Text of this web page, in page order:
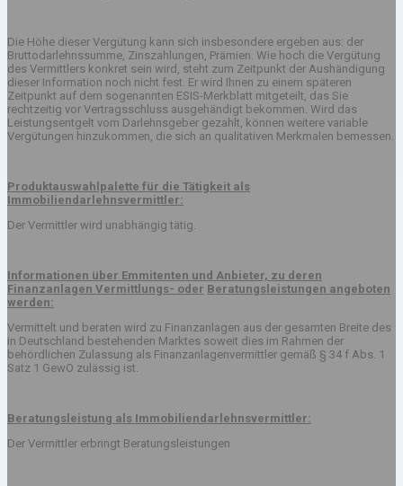
Die Höhe dieser Vergütung kann sich insbesondere ergeben aus: der
Bruttodarlehnssumme, Zinszahlungen, Prämien. Wie hoch die Vergütung
des Vermittlers konkret sein wird, steht zum Zeitpunkt der Aushändigung
dieser Information noch nicht fest. Er wird Ihnen zu einem späteren
Zeitpunkt auf dem sogenannten ESIS-Merkblatt mitgeteilt, das Sie
rechtzeitig vor Vertragsschluss ausgehändigt bekommen. Wird das
Leistungsentgelt vom Darlehnsgeber gezahlt, können weitere variable
Vergütungen hinzukommen, die sich an qualitativen Merkmalen bemessen.
Produktauswahlpalette für die Tätigkeit als
Immobiliendarlehnsvermittler:
Der Vermittler wird unabhängig tätig.
Informationen über Emmitenten und Anbieter, zu deren
Finanzanlagen Vermittlungs- oder Beratungsleistungen angeboten
werden:
Vermittelt und beraten wird zu Finanzanlagen aus der gesamten Breite des
in Deutschland bestehenden Marktes soweit dies im Rahmen der
behördlichen Zulassung als Finanzanlagenvermittler gemäß § 34 f Abs. 1
Satz 1 GewO zulässig ist.
Beratungsleistung als Immobiliendarlehnsvermittler:
Der Vermittler erbringt Beratungsleistungen